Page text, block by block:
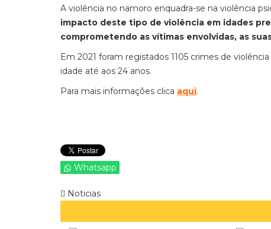
A violência no namoro enquadra-se na violência
impacto deste tipo de violência em idades
comprometendo as vítimas envolvidas, as
Em 2021 foram registados 1105 crimes de
idade até aos 24 anos.
Para mais informações clica aqui.
Whatsapp
Noticias